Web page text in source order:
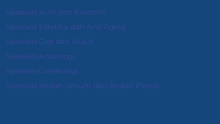
Spesialis Kulit dan Kelamin
Spesialis Estetika dan Anti Aging
Spesialis Gigi dan Mulut
Spesialis Andrologi
Spesialis Ginekologi
Spesialis Bedah Umum dan Bedah Plastik